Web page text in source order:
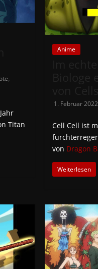
,
Titan
Anime
1. Februar 2022
Cell Cell ist
von Dragon
Weiterlesen